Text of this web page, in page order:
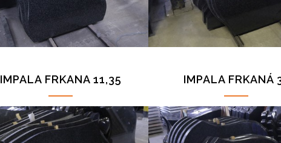
IMPALA FRKANA 11,35 IMPALA FRKANÁ